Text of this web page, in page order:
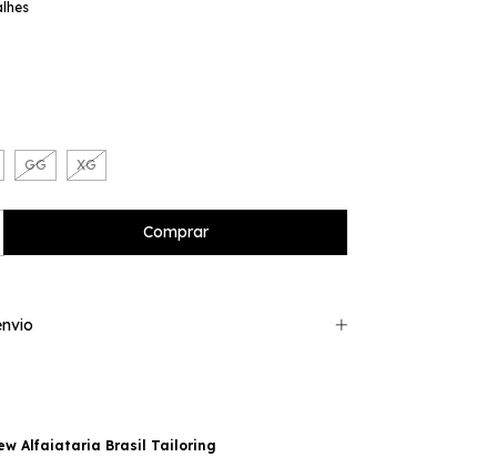
GG XG
Alfaiataria Brasil Tailoring